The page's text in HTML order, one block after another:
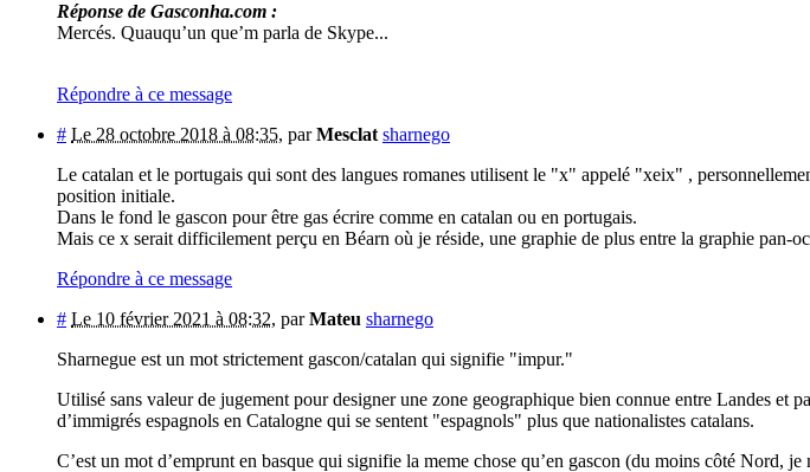
Réponse de Gasconha.com :
Mercés. Quauqu’un que’m parla de Skype...
Répondre à ce message
# Le 28 octobre 2018 à 08:35, parMesclat sharnego
Le catalan et le portugais qui sont des langues romanes utilisent le "x" appelé "xeix" ,
position initiale.
Dans le fond le gascon pour être gas écrire comme en catalan ou en portugais.
Mais ce x serait difficilement perçu en Béarn où je réside, une graphie de plus entre la graphie pan-
Répondre à ce message
# Le 10 février 2021 à 08:32, parMateu sharnego
Sharnegue est un mot strictement gascon/catalan qui signifie "impur."
Utilisé sans valeur de jugement pour designer une zone geographique bien connue entre Landes et
d’immigrés espagnols en Catalogne qui se sentent "espagnols" plus que nationalistes catalans.
C’est un mot d’emprunt en basque qui signifie la meme chose qu’en gascon (du moins côté Nord, je